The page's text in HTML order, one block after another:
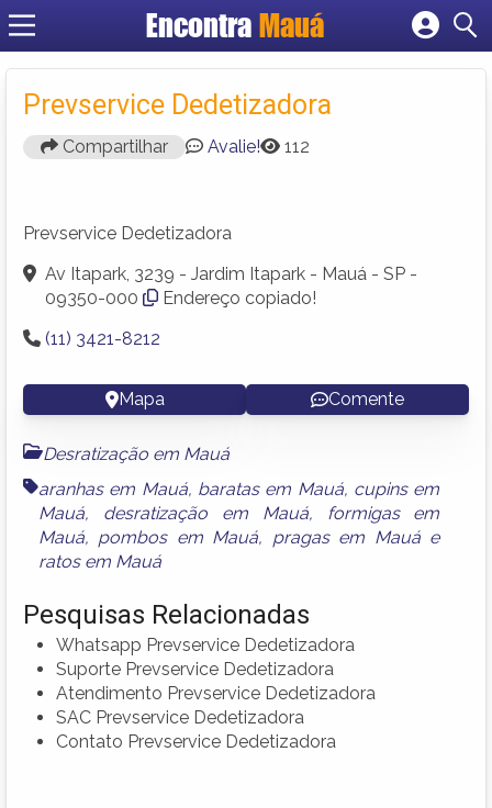
EncontraMauá
Criar conta
Prevservice Dedetizadora
Compartilhar Avalie! 112
Prevservice Dedetizadora
Av Itapark, 3239 - Jardim Itapark - Mauá - SP -
09350-000
Endereço copiado!
(11) 3421-8212
Mapa Comente
Desratização em Mauá
aranhas em Mauá, baratas em Mauá, cupins em
Mauá, desratização em Mauá,
formigas em
Mauá, pombos em Mauá, pragas em Mauáe
ratos em Mauá
Pesquisas Relacionadas
Whatsapp Prevservice Dedetizadora
Suporte Prevservice Dedetizadora
Atendimento Prevservice Dedetizadora
SAC Prevservice Dedetizadora
Contato Prevservice Dedetizadora